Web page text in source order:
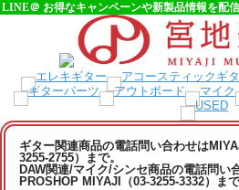
LINE＠ お得なキャンペーンや新製品情報を配
ギター関連商品の電話問い合わせは
3255-2755）まで。
DAW関連/マイク/シンセ商品の電話問い
PROSHOP MIYAJI（03-3255-3332）まで